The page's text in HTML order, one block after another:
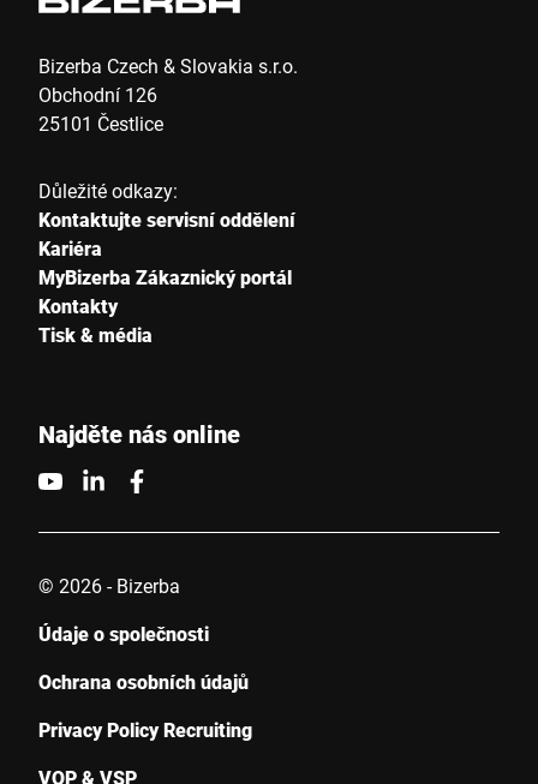
Bizerba Czech & Slovakia s.r.o.
Obchodní 126
25101 Čestlice
Důležité odkazy:
Kontaktujte servisní oddělení
Kariéra
MyBizerba Zákaznický portál
Kontakty
Tisk & média
Najděte nás online
© 2026 - Bizerba
Údaje o společnosti
Ochrana osobních údajů
Privacy Policy Recruiting
VOP & VSP